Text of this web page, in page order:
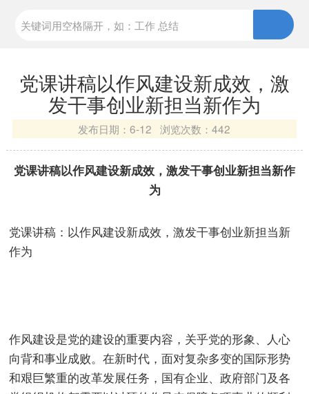
党课讲稿以作风建设新成效，激
发干事创业新担当新作为
发布日期：6-12 浏览次数：442
党课讲稿以作风建设新成效，激发干事创业新担当新作
为
党课讲稿：以作风建设新成效，激发干事创业新担当新
作为
作风建设是党的建设的重要内容，关乎党的形象、人心
向背和事业成败。在新时代，面对复杂多变的国际形势
和艰巨繁重的改革发展任务，国有企业、政府部门及各